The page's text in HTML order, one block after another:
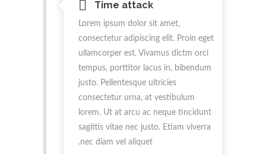
Time attack
Lorem ipsum dolor sit amet,
consectetur adipiscing elit. Proin eget
ullamcorper est. Vivamus dictm orci
tempus, porttitor lacus in, bibendum
justo. Pellentesque ultricies
consectetur urna, at vestibulum
lorem. Ut at arcu ac neque tincidunt
sagittis vitae nec justo. Etiam viverra
nec diam vel aliquet.